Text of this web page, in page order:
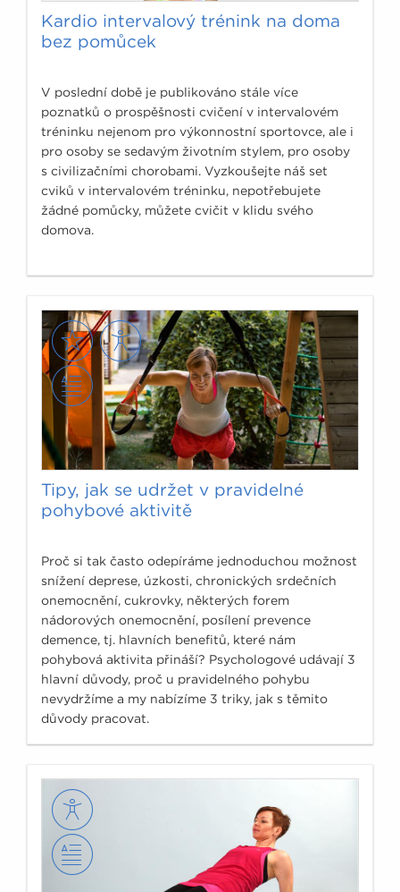
Kardio intervalový trénink na doma
bez pomůcek
V poslední době je publikováno stále více
poznatků o prospěšnosti cvičení v intervalovém
tréninku nejenom pro výkonnostní sportovce, ale i
pro osoby se sedavým životním stylem, pro osoby
s civilizačními chorobami. Vyzkoušejte náš set
cviků v intervalovém tréninku, nepotřebujete
žádné pomůcky, můžete cvičit v klidu svého
domova.
Tipy, jak se udržet v pravidelné
pohybové aktivitě
Proč si tak často odepíráme jednoduchou možnost
snížení deprese, úzkosti, chronických srdečních
onemocnění, cukrovky, některých forem
nádorových onemocnění, posílení prevence
demence, tj. hlavních benefitů, které nám
pohybová aktivita přináší? Psychologové udávají 3
hlavní důvody, proč u pravidelného pohybu
nevydržíme a my nabízíme 3 triky, jak s těmito
důvody pracovat.